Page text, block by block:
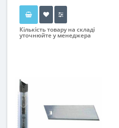
Кількість товару на складі
уточнюйте у менеджера